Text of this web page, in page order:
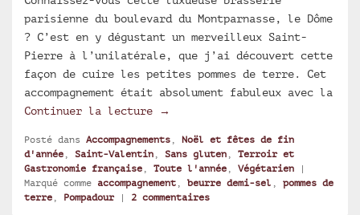
parisienne du boulevard du Montparnasse, le Dôme
? C’est en y dégustant un merveilleux Saint-
Pierre à l’unilatérale, que j’ai découvert cette
façon de cuire les petites pommes de terre. Cet
accompagnement était absolument fabuleux avec la
Continuer la lecture
Pommes Pompadour du Dôme
→
Posté dans Accompagnements , Noël et fêtes de fin
d'année , Saint-Valentin , Sans gluten , Terroir et
Gastronomie française , Toute l'année , Végétarien
|
Marqué comme accompagnement , beurre demi-sel , pommes de
terre , Pompadour | 2 commentaires